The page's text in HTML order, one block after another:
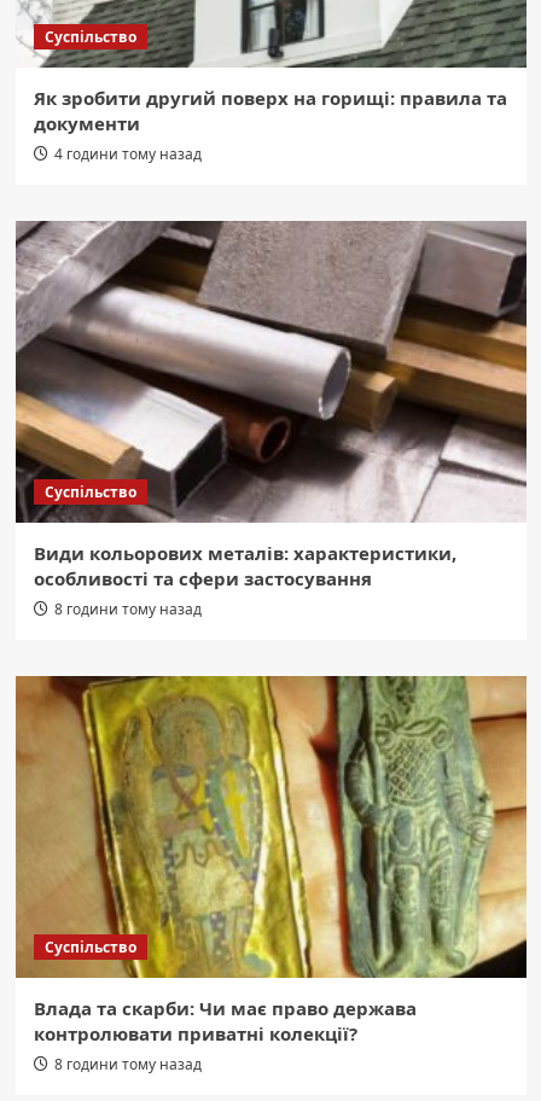
Суспільство
Як зробити другий поверх на горищі: правила та
документи
4 години тому назад
Суспільство
Види кольорових металів: характеристики,
особливості та сфери застосування
8 години тому назад
Суспільство
Влада та скарби: Чи має право держава
контролювати приватні колекції?
8 години тому назад